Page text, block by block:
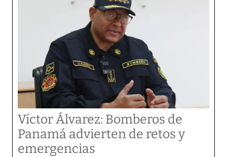
Víctor Álvarez: Bomberos de
Panamá advierten de retos y
emergencias